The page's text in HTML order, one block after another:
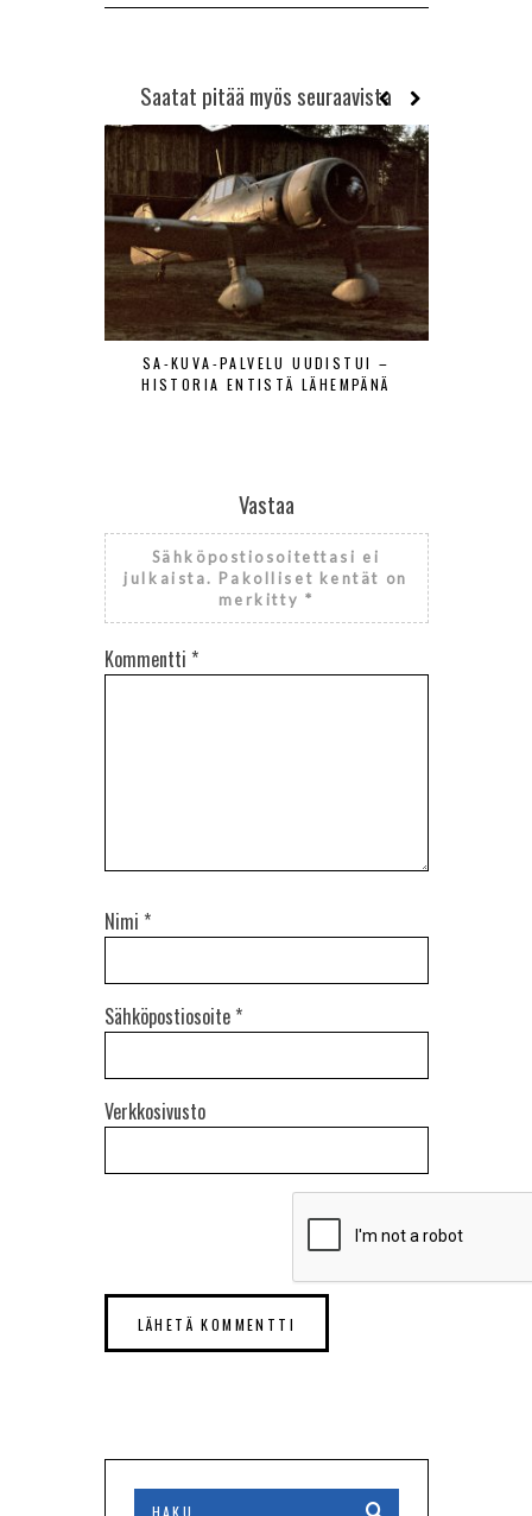
Saatat pitää myös seuraavista
SA-KUVA-PALVELU UUDISTUI –
HISTORIA ENTISTÄ LÄHEMPÄNÄ
Vastaa
Sähköpostiosoitettasi ei
julkaista. Pakolliset kentät on
merkitty *
Kommentti *
Nimi *
Sähköpostiosoite *
Verkkosivusto